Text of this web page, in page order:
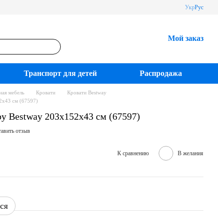
УкрРус
Мой заказ
Транспорт для детей Распродажа
мебель Кровати
Кровати Bestway
см (67597)
Bestway 203х152х43 см (67597)
отзыв
К сравнению В желания